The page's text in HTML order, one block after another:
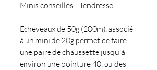
Minis conseillés : Tendresse
Echeveaux de 50g (200m), associé
à un mini de 20g permet de faire
une paire de chaussette jusqu'à
environ une pointure 40, ou des